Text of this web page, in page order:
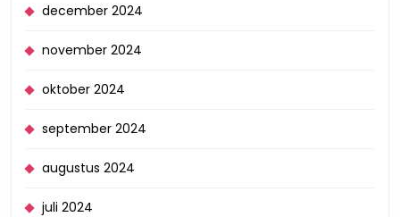
december 2024
november 2024
oktober 2024
september 2024
augustus 2024
juli 2024